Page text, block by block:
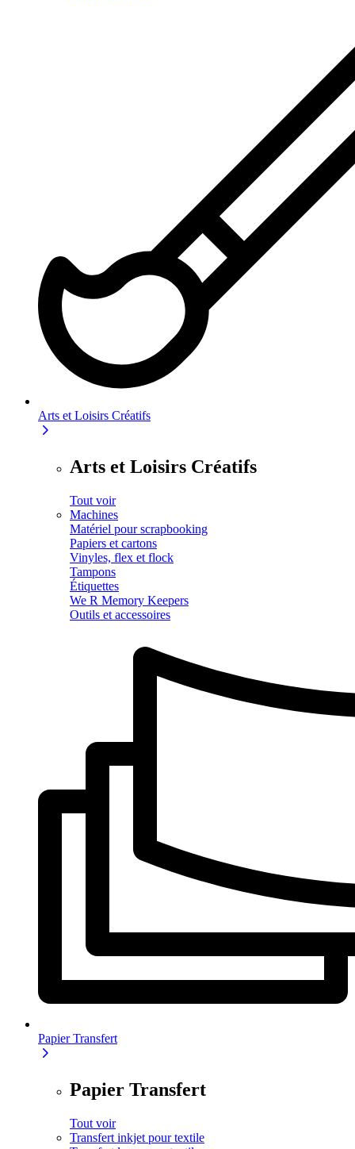
Arts et Loisirs Créatifs
Arts et Loisirs Créatifs
Tout voir
Machines
Matériel pour scrapbooking
Papiers et cartons
Vinyles, flex et flock
Tampons
Étiquettes
We R Memory Keepers
Outils et accessoires
Papier Transfert
Papier Transfert
Tout voir
Transfert inkjet pour textile